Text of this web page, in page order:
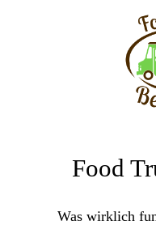
Food
Was wirklich